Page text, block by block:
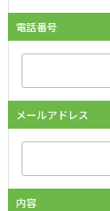
電話番号
メールアドレス
内容